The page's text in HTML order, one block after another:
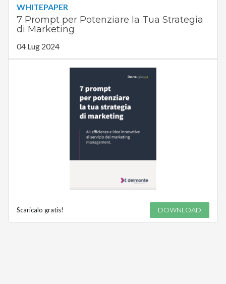
WHITEPAPER
7 Prompt per Potenziare la Tua Strategia
di Marketing
04 Lug 2024
Scaricalo gratis! DOWNLOAD